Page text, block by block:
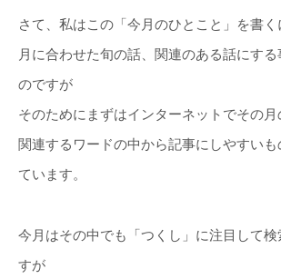
さて、私はこの「今月のひとこと」を書く
月に合わせた旬の話、関連のある話にす
のですが
そのためにまずはインターネットでその月
関連するワードの中から記事にしやすい
ています。
今月はその中でも「つくし」に注目して
すが